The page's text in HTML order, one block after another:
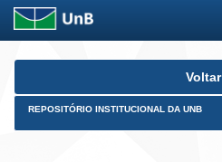
Skip
Voltar
REPOSITÓRIO INSTITUCIONAL DA UNB